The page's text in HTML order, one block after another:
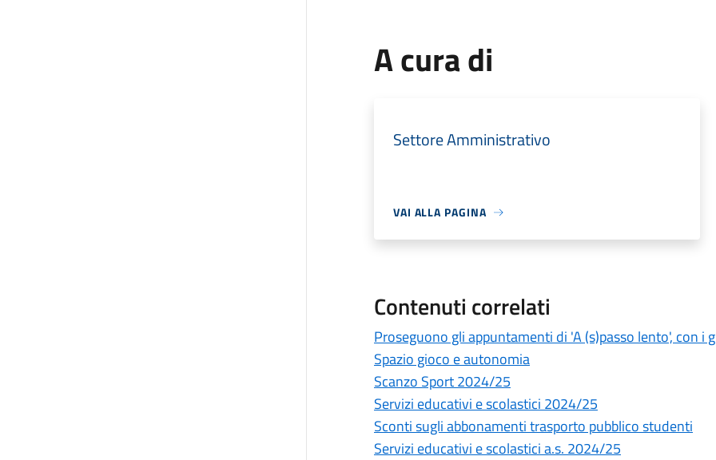
A cura di
Settore Amministrativo
VAI ALLA PAGINA
Contenuti correlati
Proseguono gli appuntamenti di 'A (s)passo lento', con i
Spazio gioco e autonomia
Scanzo Sport 2024/25
Servizi educativi e scolastici 2024/25
Sconti sugli abbonamenti trasporto pubblico studenti
Servizi educativi e scolastici a.s. 2024/25